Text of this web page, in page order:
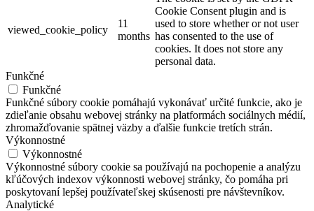
viewed_cookie_policy
11
months
Cookie Consent plugin and is
used to store whether or not user
has consented to the use of
cookies. It does not store any
personal data.
Funkčné
Funkčné
Funkčné súbory cookie pomáhajú vykonávať určité funkcie, ako je
zdieľanie obsahu webovej stránky na platformách sociálnych médií,
zhromažďovanie spätnej väzby a ďalšie funkcie tretích strán.
Výkonnostné
Výkonnostné
Výkonnostné súbory cookie sa používajú na pochopenie a analýzu
kľúčových indexov výkonnosti webovej stránky, čo pomáha pri
poskytovaní lepšej používateľskej skúsenosti pre návštevníkov.
Analytické